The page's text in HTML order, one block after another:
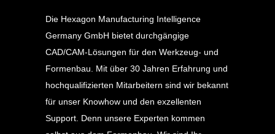
Die Hexagon Manufacturing Intelligence
Germany GmbH bietet durchgängige
CAD/CAM-Lösungen für den Werkzeug- und
Formenbau. Mit über 30 Jahren Erfahrung und
hochqualifizierten Mitarbeitern sind wir bekannt
für unser Knowhow und den exzellenten
Support. Denn unsere Experten kommen